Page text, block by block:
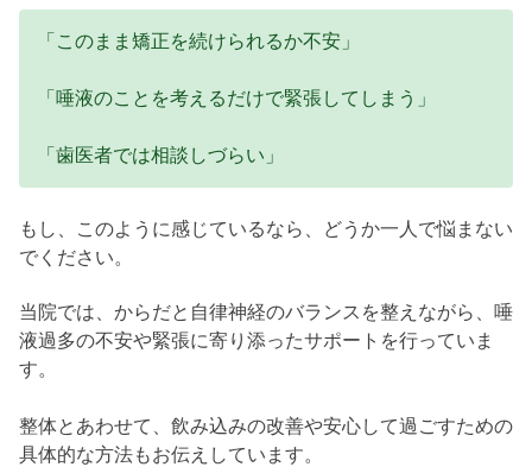
「このまま矯正を続けられるか不安」
「唾液のことを考えるだけで緊張してしまう」
「歯医者では相談しづらい」
もし、このように感じているなら、どうか一人で悩まない
でください。
当院では、からだと自律神経のバランスを整えながら、唾
液過多の不安や緊張に寄り添ったサポートを行っていま
す。
整体とあわせて、飲み込みの改善や安心して過ごすための
具体的な方法もお伝えしています。